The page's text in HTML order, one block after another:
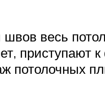
весь
потолочных